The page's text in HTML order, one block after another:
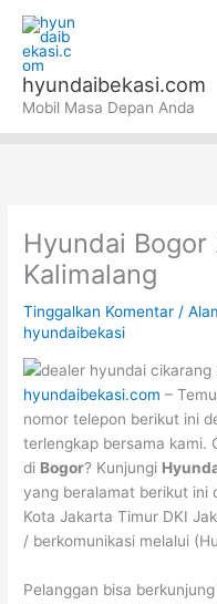
konten
hyundaibekasi.com
Mobil Masa Depan Anda
Hyundai Bogor
Kalimalang
Tinggalkan Komentar /
hyundaibekasi
hyundaibekasi.com–
nomor telepon berikut ini
terlengkap bersama kami.
di Bogor? Kunjungi
yang beralamat berikut ini
Kota Jakarta Timur DKI
/ berkomunikasi melalui
Pelanggan bisa berkunjung